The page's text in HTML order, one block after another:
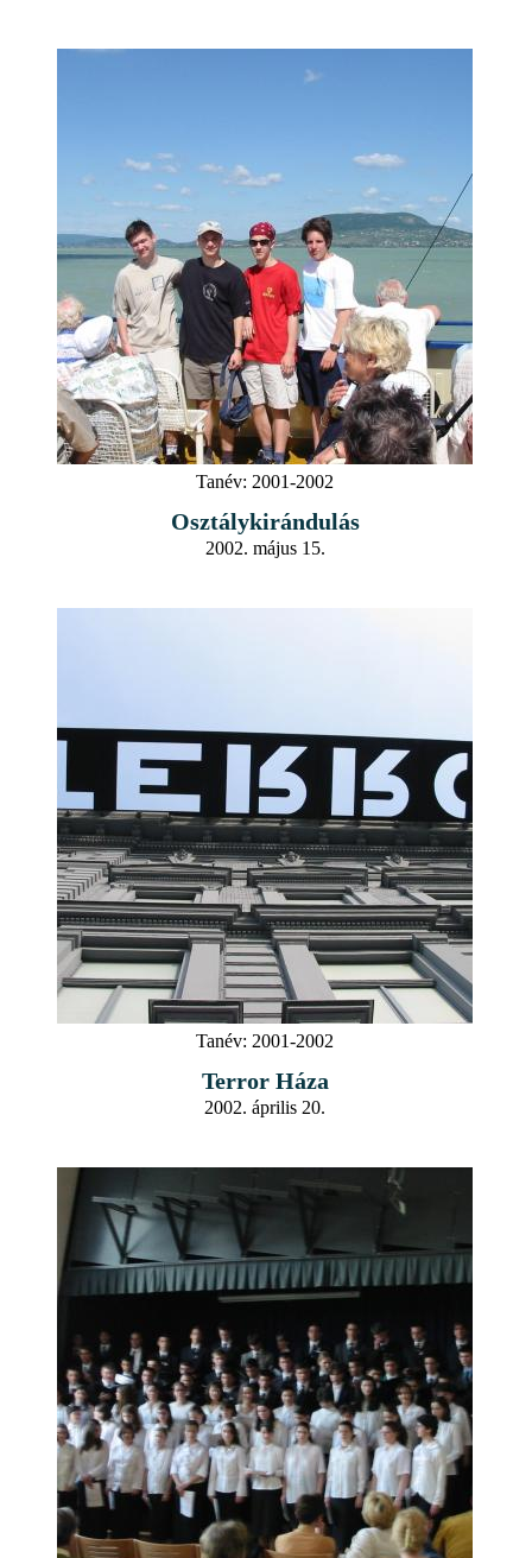
Tanév: 2001-2002
Osztálykirándulás
2002. május 15.
Tanév: 2001-2002
Terror Háza
2002. április 20.